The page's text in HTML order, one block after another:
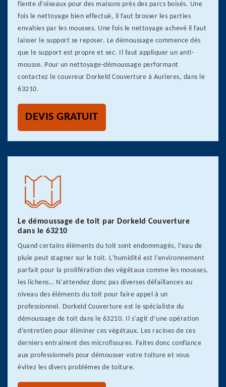
fiente d’oiseaux pour des maisons près des parcs boisés. Une
fois le nettoyage bien effectué, il faut brosser les parties
envahies par les mousses. Une fois le nettoyage achevé il faut
laisser le support se reposer. Le démoussage commence dès
que le support est propre et sec. Il faut appliquer un anti-
mousse. Pour un nettoyage-démoussage performant
contactez le couvreur Dorkeld Couverture à Aurieres, dans le
63210.
DEVIS GRATUIT
Le démoussage de toit par Dorkeld Couverture
dans le 63210
Quand certains éléments du toit sont endommagés, l’eau de
pluie peut stagner sur le toit. L’humidité est l’environnement
parfait pour la prolifération des végétaux comme les mousses,
les lichens… N’attendez donc pas diverses défaillances au
niveau des éléments du toit pour faire appel à un
professionnel. Dorkeld Couverture est le spécialiste du
démoussage de toit dans le 63210. Il s’agit d’une opération
d’entretien pour éliminer ces végétaux. Les racines de ces
derniers entrainent des microfissures. Faites donc confiance
aux professionnels pour démousser votre toiture et vous
évitez les divers problèmes de toiture.